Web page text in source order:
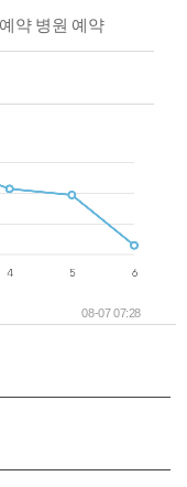
약 병원 예약
08-07 07:28